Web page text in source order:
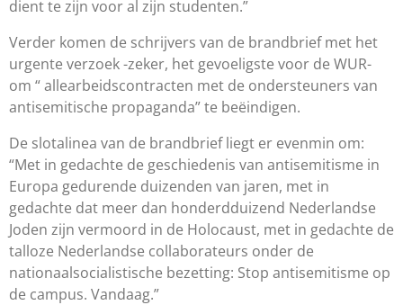
dient te zijn voor al zijn studenten.”
Verder komen de schrijvers van de brandbrief met het
urgente verzoek-zeker, het gevoeligste voor de WUR-
om “allearbeidscontracten met de ondersteuners van
antisemitische propaganda”te beëindigen.
De slotalinea van de brandbrief liegt er evenmin om:
“Met in gedachte de geschiedenis van antisemitisme in
Europa gedurende duizenden van jaren, met in
gedachte dat meer dan honderdduizend Nederlandse
Joden zijn vermoord in de Holocaust, met in gedachte de
talloze Nederlandse collaborateurs onder de
nationaalsocialistische bezetting: Stop antisemitisme op
de campus. Vandaag.”